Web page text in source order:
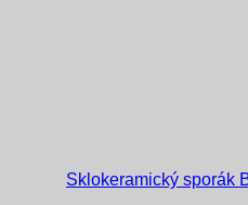
Sklokeramický sporák